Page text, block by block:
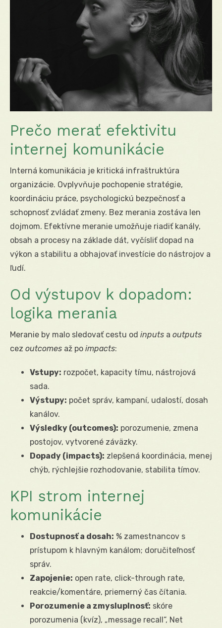
Prečo merať efektivitu
internej komunikácie
Interná komunikácia je kritická infraštruktúra
organizácie. Ovplyvňuje pochopenie stratégie,
koordináciu práce, psychologickú bezpečnosť a
schopnosť zvládať zmeny. Bez merania zostáva len
dojmom. Efektívne meranie umožňuje riadiť kanály,
obsah a procesy na základe dát, vyčísliť dopad na
výkon a stabilitu a obhajovať investície do nástrojov a
ľudí.
Od výstupov k dopadom:
logika merania
Meranie by malo sledovať cestu od inputs a outputs
cez outcomes až po impacts:
Vstupy: rozpočet, kapacity tímu, nástrojová
sada.
Výstupy: počet správ, kampaní, udalostí, dosah
kanálov.
Výsledky (outcomes): porozumenie, zmena
postojov, vytvorené záväzky.
Dopady (impacts): zlepšená koordinácia, menej
chýb, rýchlejšie rozhodovanie, stabilita tímov.
KPI strom internej
komunikácie
Dostupnosť a dosah: % zamestnancov s
prístupom k hlavným kanálom; doručiteľnosť
správ.
Zapojenie: open rate, click-through rate,
reakcie/komentáre, priemerný čas čítania.
Porozumenie a zmysluplnosť: skóre
porozumenia (kvíz), „message recall“, Net